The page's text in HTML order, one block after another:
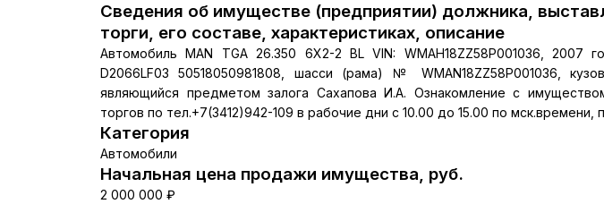
Сведения об имуществе (предприятии) должника,
торги, его составе, характеристиках, описание
Автомобиль MAN TGA 26.350 6X2-2 BL VIN: WMAH18ZZ58P001036,
D2066LF03 50518050981808, шасси (рама) № WMAN18ZZ58P001036,
являющийся предметом залога Сахапова И.А. Ознакомление с
торгов по тел.+7(3412)942-109 в рабочие дни с 10.00 до 15.00 по мск.времени,
Категория
Автомобили
Начальная цена продажи имущества, руб.
2 000 000 ₽